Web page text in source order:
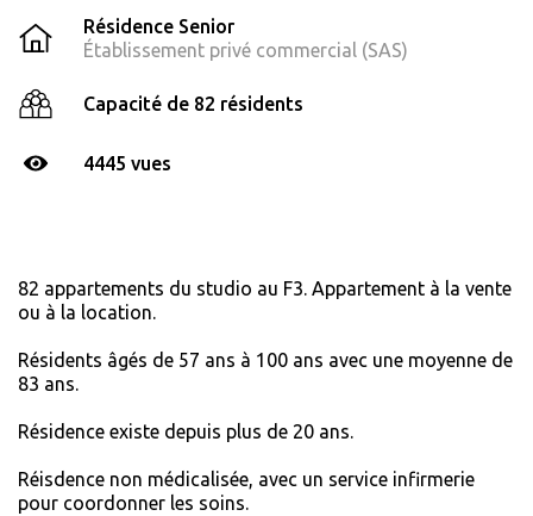
Résidence Senior
Établissement privé commercial (SAS)
Capacité de 82 résidents
4445 vues
82 appartements du studio au F3. Appartement à la vente
ou à la location.
Résidents âgés de 57 ans à 100 ans avec une moyenne de
83 ans.
Résidence existe depuis plus de 20 ans.
Réisdence non médicalisée, avec un service infirmerie
pour coordonner les soins.